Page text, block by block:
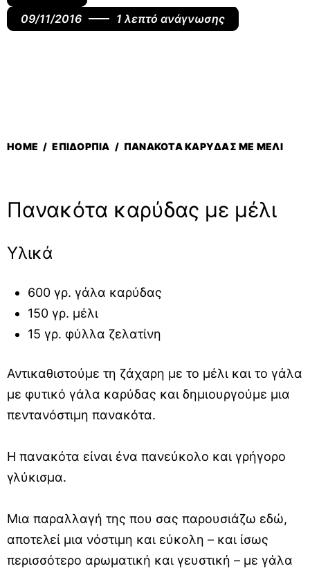
09/11/2016 1 λεπτό ανάγνωσης
HOME / ΕΠΙΔΌΡΠΙΑ / ΠΑΝΑΚΌΤΑ ΚΑΡΎΔΑΣ ΜΕ ΜΈΛΙ
Πανακότα καρύδας με μέλι
Υλικά
600 γρ. γάλα καρύδας
150 γρ. μέλι
15 γρ. φύλλα ζελατίνη
Αντικαθιστούμε τη ζάχαρη με το μέλι και το γάλα
με φυτικό γάλα καρύδας και δημιουργούμε μια
πεντανόστιμη πανακότα.
Η πανακότα είναι ένα πανεύκολο και γρήγορο
γλύκισμα.
Μια παραλλαγή της που σας παρουσιάζω εδώ,
αποτελεί μια νόστιμη και εύκολη – και ίσως
περισσότερο αρωματική και γευστική – με γάλα